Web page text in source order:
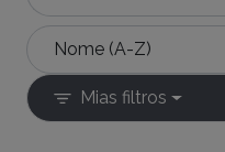
Mias filtros